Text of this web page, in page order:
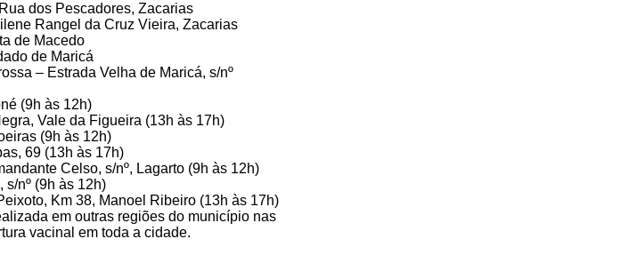
dos Pescadores, Zacarias
Rangel da Cruz Vieira, Zacarias
de Macedo
de Maricá
– Estrada Velha de Maricá, s/nº
(9h às 12h)
Vale da Figueira (13h às 17h)
(9h às 12h)
69 (13h às 17h)
Celso, s/nº, Lagarto (9h às 12h)
s/nº (9h às 12h)
Km 38, Manoel Ribeiro (13h às 17h)
em outras regiões do município nas
vacinal em toda a cidade.